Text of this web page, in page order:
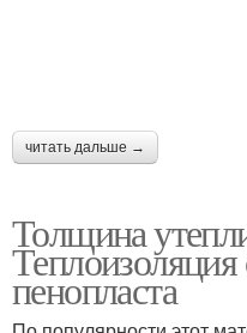
читать дальше →
Толщина
пенопласта